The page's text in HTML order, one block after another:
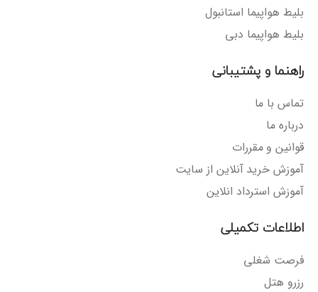
بلیط هواپیما استانبول
بلیط هواپیما دبی
راهنما و پشتیبانی
تماس با ما
درباره ما
قوانین و مقررات
آموزش خرید آنلاین از سایت
آموزش استرداد انلاین
اطلاعات تکمیلی
فرصت شغلی
رزرو هتل